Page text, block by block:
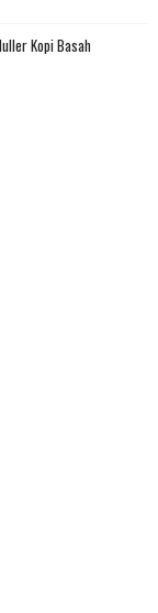
Kopi Basah